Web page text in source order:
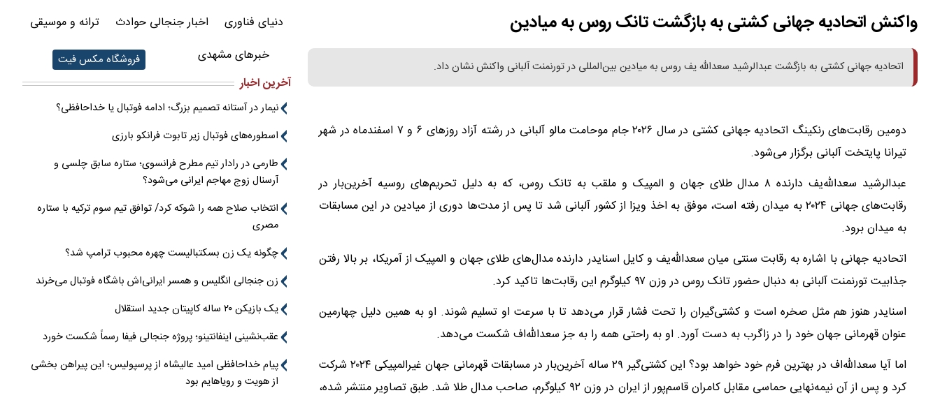
واکنش اتحادیه جهانی کشتی به بازگشت تانک روس به میادین
اتحادیه جهانی کشتی به بازگشت عبدالرشید سعدالله یف روس به میادین بین‌المللی در تورنمنت آلبانی واکنش نشان داد.
دومین رقابت‌های رنکینگ اتحادیه جهانی کشتی در سال ۲۰۲۶ جام موحامت مالو آلبانی در رشته آزاد روزهای ۶ و ۷ اسفندماه در شهر
تیرانا پایتخت آلبانی برگزار می‌شود.
عبدالرشید سعدالله‌یف دارنده ۸ مدال طلای جهان و المپیک و ملقب به تانک روس، که به دلیل تحریم‌های روسیه آخرین‌بار در
رقابت‌های جهانی ۲۰۲۴ به میدان رفته است، موفق به اخذ ویزا از کشور آلبانی شد تا پس از مدت‌ها دوری از میادین در این مسابقات
به میدان برود.
اتحادیه جهانی با اشاره به رقابت سنتی میان سعدالله‌یف و کایل اسنایدر دارنده مدال‌های طلای جهان و المپیک از آمریکا، بر بالا رفتن
جذابیت تورنمنت آلبانی به دنبال حضور تانک روس در وزن ۹۷ کیلوگرم این رقابت‌ها تاکید کرد.
اسنایدر هنوز هم مثل صخره است و کشتی‌گیران را تحت فشار قرار می‌دهد تا با سرعت او تسلیم شوند. او به همین دلیل چهارمین
عنوان قهرمانی جهان خود را در زاگرب به دست آورد. او به راحتی همه را به جز سعدالله‌اف شکست می‌دهد.
اما آیا سعدالله‌اف در بهترین فرم خود خواهد بود؟ این کشتی‌گیر ۲۹ ساله آخرین‌بار در مسابقات قهرمانی جهان غیرالمپیکی ۲۰۲۴ شرکت
کرد و پس از آن نیمه‌نهایی حماسی مقابل کامران قاسم‌پور از ایران در وزن ۹۲ کیلوگرم، صاحب مدال طلا شد. طبق تصاویر منتشر شده،
دنیای فناوری
اخبار جنجالی حوادث
ترانه و موسیقی
خبرهای مشهدی
فروشگاه مکس فیت
آخرین اخبار
نیمار در آستانه تصمیم بزرگ؛ ادامه فوتبال یا خداحافظی؟
اسطوره‌های فوتبال زیر تابوت فرانکو بارزی
طارمی در رادار تیم مطرح فرانسوی؛ ستاره سابق چلسی و
آرسنال زوج مهاجم ایرانی می‌شود؟
انتخاب صلاح همه را شوکه کرد/ توافق تیم سوم ترکیه با ستاره
مصری
چگونه یک زن بسکتبالیست چهره محبوب ترامپ شد؟
زن جنجالی انگلیس و همسر ایرانی‌اش باشگاه فوتبال می‌خرند
یک بازیکن ۲۰ ساله کاپیتان جدید استقلال
عقب‌نشینی اینفانتینو؛ پروژه جنجالی فیفا رسماً شکست خورد
پیام خداحافظی امید عالیشاه از پرسپولیس؛ این پیراهن بخشی
از هویت و رویاهایم بود